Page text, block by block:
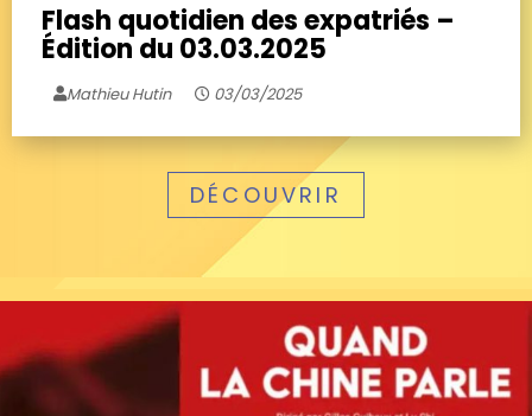
Flash quotidien des expatriés –
Édition du 03.03.2025
Mathieu Hutin 03/03/2025
DÉCOUVRIR